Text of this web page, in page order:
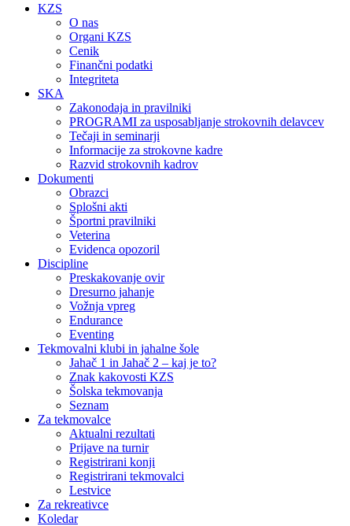
KZS
O nas
Organi KZS
Cenik
Finančni podatki
Integriteta
SKA
Zakonodaja in pravilniki
PROGRAMI za usposabljanje strokovnih delavcev
Tečaji in seminarji
Informacije za strokovne kadre
Razvid strokovnih kadrov
Dokumenti
Obrazci
Splošni akti
Športni pravilniki
Veterina
Evidenca opozoril
Discipline
Preskakovanje ovir
Dresurno jahanje
Vožnja vpreg
Endurance
Eventing
Tekmovalni klubi in jahalne šole
Jahač 1 in Jahač 2 – kaj je to?
Znak kakovosti KZS
Šolska tekmovanja
Seznam
Za tekmovalce
Aktualni rezultati
Prijave na turnir
Registrirani konji
Registrirani tekmovalci
Lestvice
Za rekreativce
Koledar